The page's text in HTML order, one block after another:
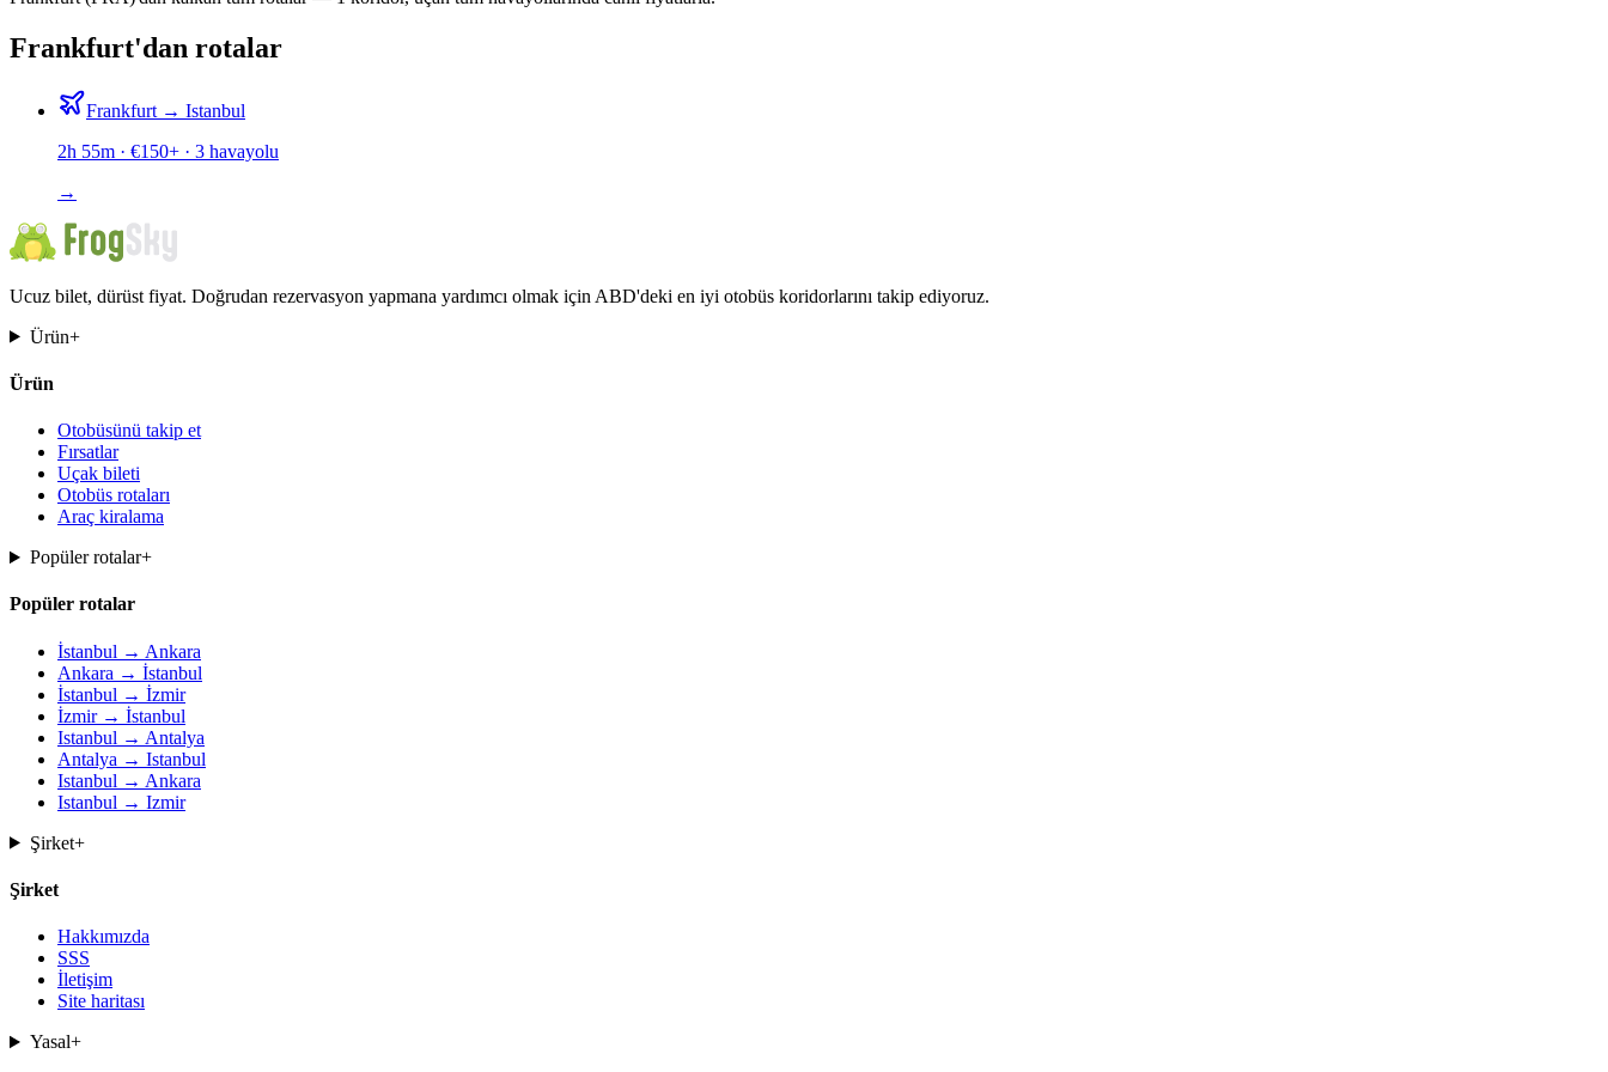
Frankfurt'dan rotalar
Frankfurt → Istanbul
2h 55m · €150+ · 3 havayolu
→
Ucuz bilet, dürüst fiyat. Doğrudan rezervasyon yapmana yardımcı olmak için ABD'deki en iyi otobüs koridorlarını takip ediyoruz.
Ürün+
Ürün
Otobüsünü takip et
Fırsatlar
Uçak bileti
Otobüs rotaları
Araç kiralama
Popüler rotalar+
Popüler rotalar
İstanbul → Ankara
Ankara → İstanbul
İstanbul → İzmir
İzmir → İstanbul
Istanbul → Antalya
Antalya → Istanbul
Istanbul → Ankara
Istanbul → Izmir
Şirket+
Şirket
Hakkımızda
SSS
İletişim
Site haritası
Yasal+